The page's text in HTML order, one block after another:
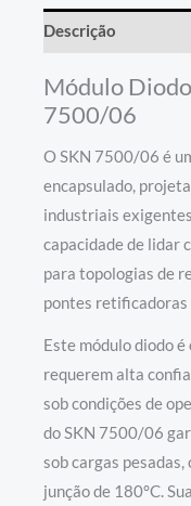
Descrição
Módulo
7500/06
O SKN 7500/06 é
encapsulado,
industriais
capacidade de lidar
para topologias de
pontes retificadoras
Este módulo diodo
requerem alta
sob condições de
do SKN 7500/06
sob cargas
junção de 180°C.